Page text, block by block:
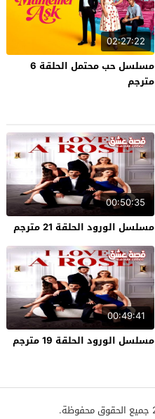
02:27:22
مسلسل حب محتمل الحلقة 6
مترجم
00:50:35
مسلسل الورود الحلقة 21 مترجم
00:49:41
مسلسل الورود الحلقة 19 مترجم